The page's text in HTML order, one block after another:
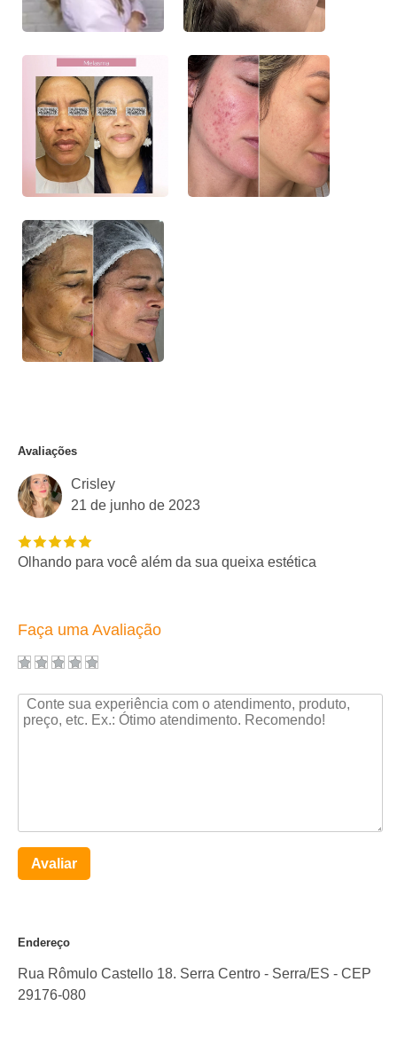
Avaliações
Crisley
21 de junho de 2023
Olhando para você além da sua queixa estética
Faça uma Avaliação
Avaliar
Endereço
Rua Rômulo Castello 18. Serra Centro - Serra/ES - CEP
29176-080